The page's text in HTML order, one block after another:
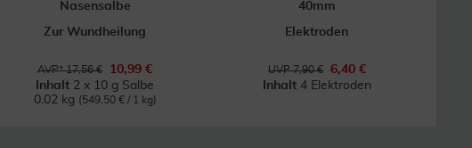
Nasensalbe
Zur Wundheilung
AVP* 17,56 €
10,99 €
Inhalt 2 x 10 g Salbe
0.02 kg (549,50 € / 1 kg)
40mm
Elektroden
UVP 7,90 €
6,40 €
Inhalt 4 Elektroden